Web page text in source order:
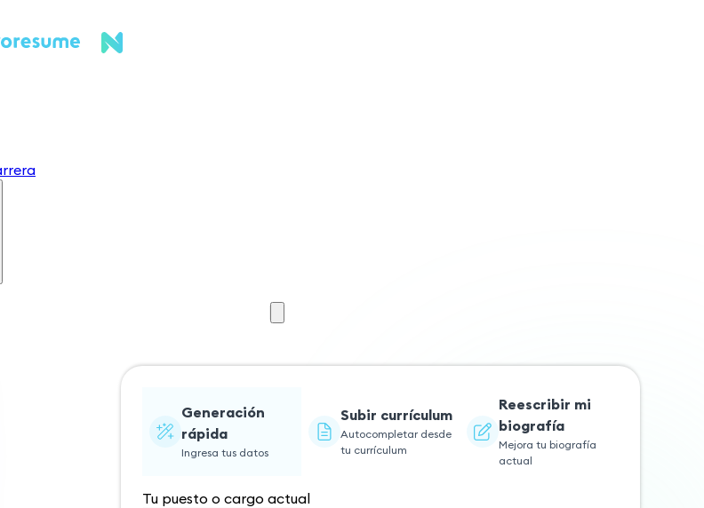
Generación
rápida
Ingresa tus datos
Subir currículum
Autocompletar desde
tu currículum
Reescribir mi
biografía
Mejora tu biografía
actual
Tu puesto o cargo actual